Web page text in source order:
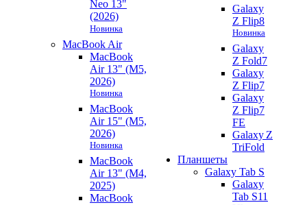
Neo 13"
(2026)
Новинка
MacBook Air
MacBook
Air 13" (M5,
2026)
Новинка
MacBook
Air 15" (M5,
2026)
Новинка
MacBook
Air 13" (M4,
2025)
MacBook
Galaxy
Z Flip8
Новинка
Galaxy
Z Fold7
Galaxy
Z Flip7
Galaxy
Z Flip7
FE
Galaxy Z
TriFold
Планшеты
Galaxy Tab S
Galaxy
Tab S11